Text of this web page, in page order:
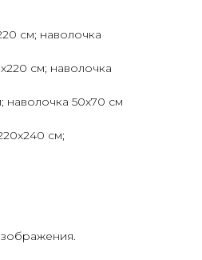
см; наволочка
см; наволочка
наволочка 50х70 см
см;